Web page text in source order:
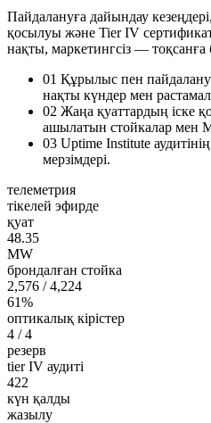
Пайдалануға дайындау
қосылуы және Tier IV
нақты, маркетингсіз — тоқсанға
01 Құрылыс пен
нақты күндер мен
02 Жаңа қуаттардың іске
ашылатын стойкалар мен
03 Uptime Institute
мерзімдері.
телеметрия
тікелей эфирде
қуат
48.35
MW
брондалған стойка
2,576 / 4,224
61%
оптикалық кірістер
4 / 4
резерв
tier IV аудиті
422
күн қалды
жазылу